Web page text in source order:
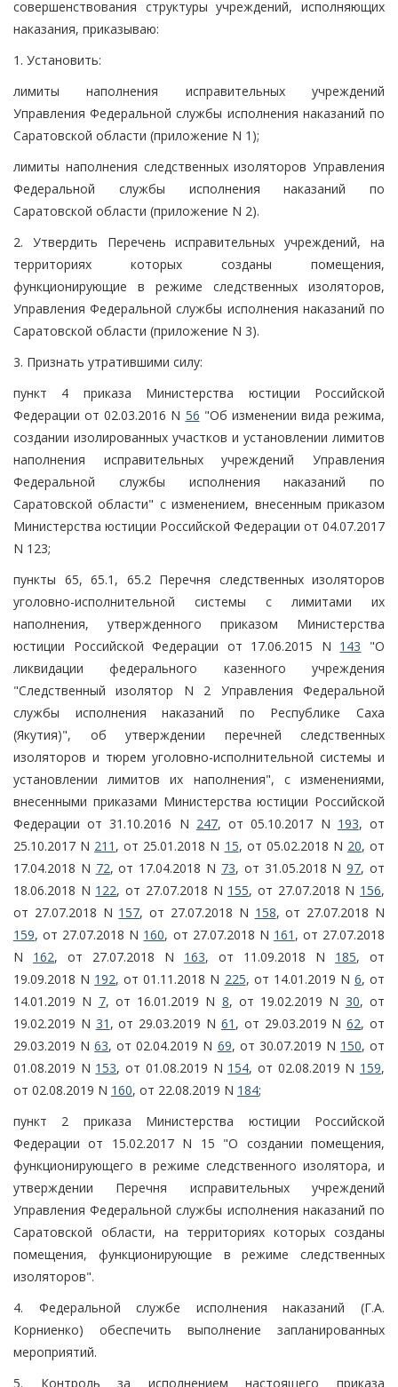
совершенствования структуры учреждений, исполняющих
наказания, приказываю:
1. Установить:
лимиты наполнения исправительных учреждений
Управления Федеральной службы исполнения наказаний по
Саратовской области (приложение N 1);
лимиты наполнения следственных изоляторов Управления
Федеральной службы исполнения наказаний по
Саратовской области (приложение N 2).
2. Утвердить Перечень исправительных учреждений, на
территориях которых созданы помещения,
функционирующие в режиме следственных изоляторов,
Управления Федеральной службы исполнения наказаний по
Саратовской области (приложение N 3).
3. Признать утратившими силу:
пункт 4 приказа Министерства юстиции Российской
Федерации от 02.03.2016 N 56 "Об изменении вида режима,
создании изолированных участков и установлении лимитов
наполнения исправительных учреждений Управления
Федеральной службы исполнения наказаний по
Саратовской области" с изменением, внесенным приказом
Министерства юстиции Российской Федерации от 04.07.2017
N 123;
пункты 65, 65.1, 65.2 Перечня следственных изоляторов
уголовно-исполнительной системы с лимитами их
наполнения, утвержденного приказом Министерства
юстиции Российской Федерации от 17.06.2015 N 143 "О
ликвидации федерального казенного учреждения
"Следственный изолятор N 2 Управления Федеральной
службы исполнения наказаний по Республике Саха
(Якутия)", об утверждении перечней следственных
изоляторов и тюрем уголовно-исполнительной системы и
установлении лимитов их наполнения", с изменениями,
внесенными приказами Министерства юстиции Российской
Федерации от 31.10.2016 N 247, от 05.10.2017 N 193, от
25.10.2017 N 211 , от 25.01.2018 N 15, от 05.02.2018 N 20, от
17.04.2018 N 72, от 17.04.2018 N 73, от 31.05.2018 N97, от
18.06.2018 N 122, от 27.07.2018 N 155, от 27.07.2018 N 156,
от 27.07.2018 N 157, от 27.07.2018 N 158, от 27.07.2018 N
159, от 27.07.2018 N 160, от 27.07.2018 N 161 , от 27.07.2018
N 162, от 27.07.2018 N 163, от 11.09.2018 N 185, от
19.09.2018 N 192, от 01.11.2018 N 225, от 14.01.2019 N 6, от
14.01.2019 N 7, от 16.01.2019 N 8, от 19.02.2019 N 30, от
19.02.2019 N 31 , от 29.03.2019 N 61 , от 29.03.2019 N62, от
29.03.2019 N63, от 02.04.2019 N 69, от 30.07.2019 N 150, от
01.08.2019 N 153, от 01.08.2019 N 154, от 02.08.2019 N 159,
от 02.08.2019 N 160, от 22.08.2019 N 184;
пункт 2 приказа Министерства юстиции Российской
Федерации от 15.02.2017 N 15 "О создании помещения,
функционирующего в режиме следственного изолятора, и
утверждении Перечня исправительных учреждений
Управления Федеральной службы исполнения наказаний по
Саратовской области, на территориях которых созданы
помещения, функционирующие в режиме следственных
изоляторов".
4. Федеральной службе исполнения наказаний (Г.А.
Корниенко) обеспечить выполнение запланированных
мероприятий.
5. Контроль за исполнением настоящего приказа